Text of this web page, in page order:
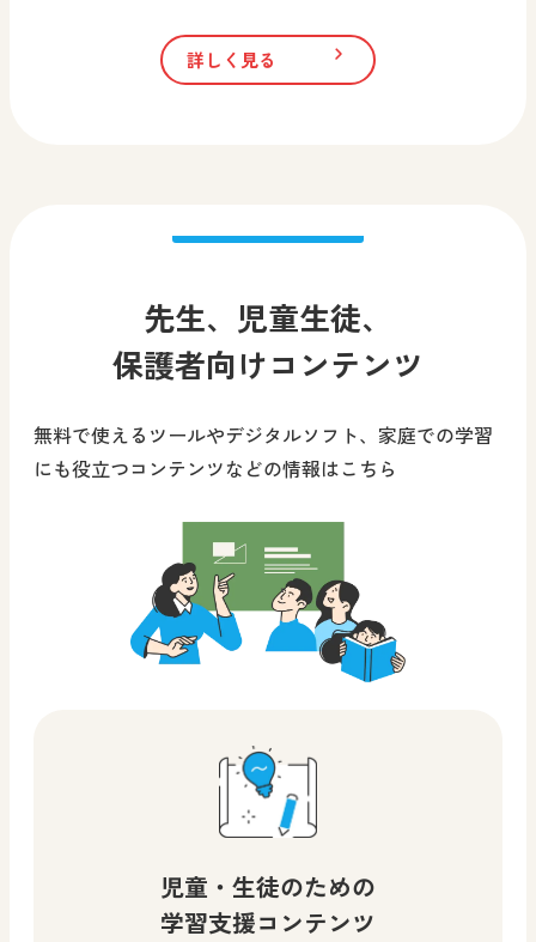
詳しく見る
先生、児童生徒、
保護者向けコンテンツ
無料で使えるツールやデジタルソフト、家庭での学習
にも役立つコンテンツなどの情報はこちら
児童・生徒のための
学習支援コンテンツ